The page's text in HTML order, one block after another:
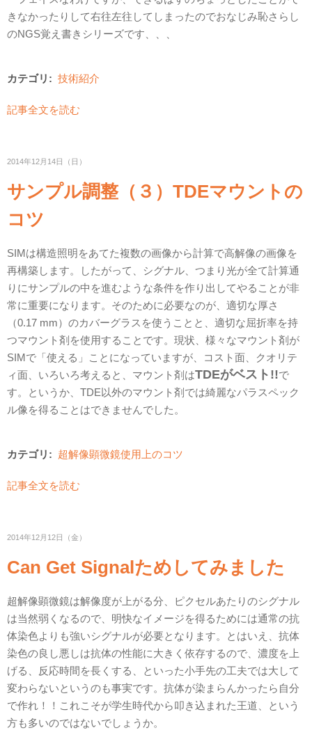
きなかったりして右往左往してしまったのでおなじみ恥さらし
のNGS覚え書きシリーズです、、、
カテゴリ: 技術紹介
記事全文を読む
2014年12月14日（日）
サンプル調整（３）TDEマウントの
コツ
SIMは構造照明をあてた複数の画像から計算で高解像の画像を
再構築します。したがって、シグナル、つまり光が全て計算通
りにサンプルの中を進むような条件を作り出してやることが非
常に重要になります。そのために必要なのが、適切な厚さ
（0.17 mm）のカバーグラスを使うことと、適切な屈折率を持
つマウント剤を使用することです。現状、様々なマウント剤が
SIMで「使える」ことになっていますが、コスト面、クオリテ
ィ面、いろいろ考えると、マウント剤はTDEがベスト!!で
す。というか、TDE以外のマウント剤では綺麗なパラスペック
ル像を得ることはできませんでした。
カテゴリ: 超解像顕微鏡使用上のコツ
記事全文を読む
2014年12月12日（金）
Can Get Signalためしてみました
超解像顕微鏡は解像度が上がる分、ピクセルあたりのシグナル
は当然弱くなるので、明快なイメージを得るためには通常の抗
体染色よりも強いシグナルが必要となります。とはいえ、抗体
染色の良し悪しは抗体の性能に大きく依存するので、濃度を上
げる、反応時間を長くする、といった小手先の工夫では大して
変わらないというのも事実です。抗体が染まらんかったら自分
で作れ！！これこそが学生時代から叩き込まれた王道、という
方も多いのではないでしょうか。